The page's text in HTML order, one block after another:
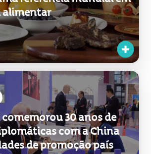
30 anos de
com a China
de promoção país